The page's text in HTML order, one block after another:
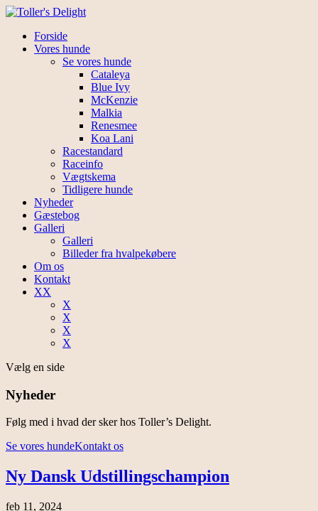
Forside
Vores hunde
Se vores hunde
Cataleya
Blue Ivy
McKenzie
Malkia
Renesmee
Koa Lani
Racestandard
Raceinfo
Vægtskema
Tidligere hunde
Nyheder
Gæstebog
Galleri
Galleri
Billeder fra hvalpekøbere
Om os
Kontakt
XX
X
X
X
X
Vælg en side
Nyheder
Følg med i hvad der sker hos Toller’s Delight.
Se vores hundeKontakt os
Ny Dansk Udstillingschampion
feb 11, 2024